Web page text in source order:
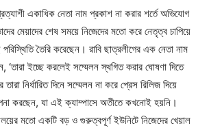
একাধিক নেতা নাম প্রকাশ না করার শর্তে অভিযোগ
মেয়াদের শেষ সময়ে নিজেদের মতো করে নেতৃত্ব চাপিয়ে
তৈরি করেছেন। রাবি ছাত্রলীগের এক নেতা নাম
‘তারা ইচ্ছে করলেই সম্মেলন স্থগিত করার ঘোষণা দিতে
নির্ধারিত দিনে সম্মেলন না করে প্রেস রিলিজ দিয়ে
করছেন, যা এই ক্যাম্পাসে অতীতে কখনোই হয়নি।
মতো একটি বড় ও গুরুত্বপূর্ণ ইউনিটে নিজেদের খেয়াল